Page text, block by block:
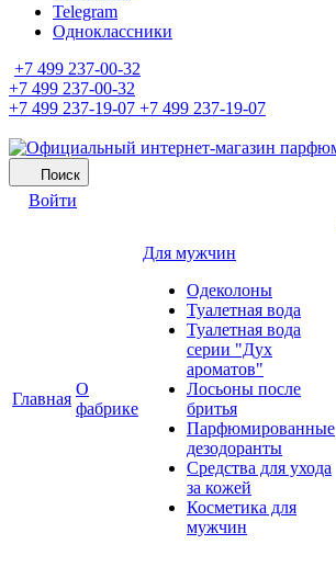
Telegram
Одноклассники
+7 499 237-00-32
+7 499 237-00-32
+7 499 237-19-07 +7 499 237-19-07
Поиск
Войти
Главная
О
фабрике
Для мужчин
Одеколоны
Туалетная вода
Туалетная вода
серии "Дух
ароматов"
Лосьоны после
бритья
Парфюмированные
дезодоранты
Средства для ухода
за кожей
Косметика для
мужчин